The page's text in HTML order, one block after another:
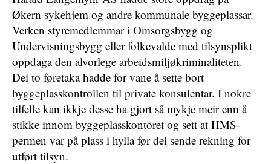
Økern sykehjem og andre kommunale byggeplassar.
Verken styremedlemmar i Omsorgsbygg og
Undervisningsbygg eller folkevalde med tilsynsplikt
oppdaga den alvorlege arbeidsmiljøkriminaliteten.
Dei to føretaka hadde for vane å sette bort
byggeplasskontrollen til private konsulentar. I nokre
tilfelle kan ikkje desse ha gjort så mykje meir enn å
stikke innom byggeplasskontoret og sett at HMS-
permen var på plass i hylla før dei sende rekning for
utført tilsyn.